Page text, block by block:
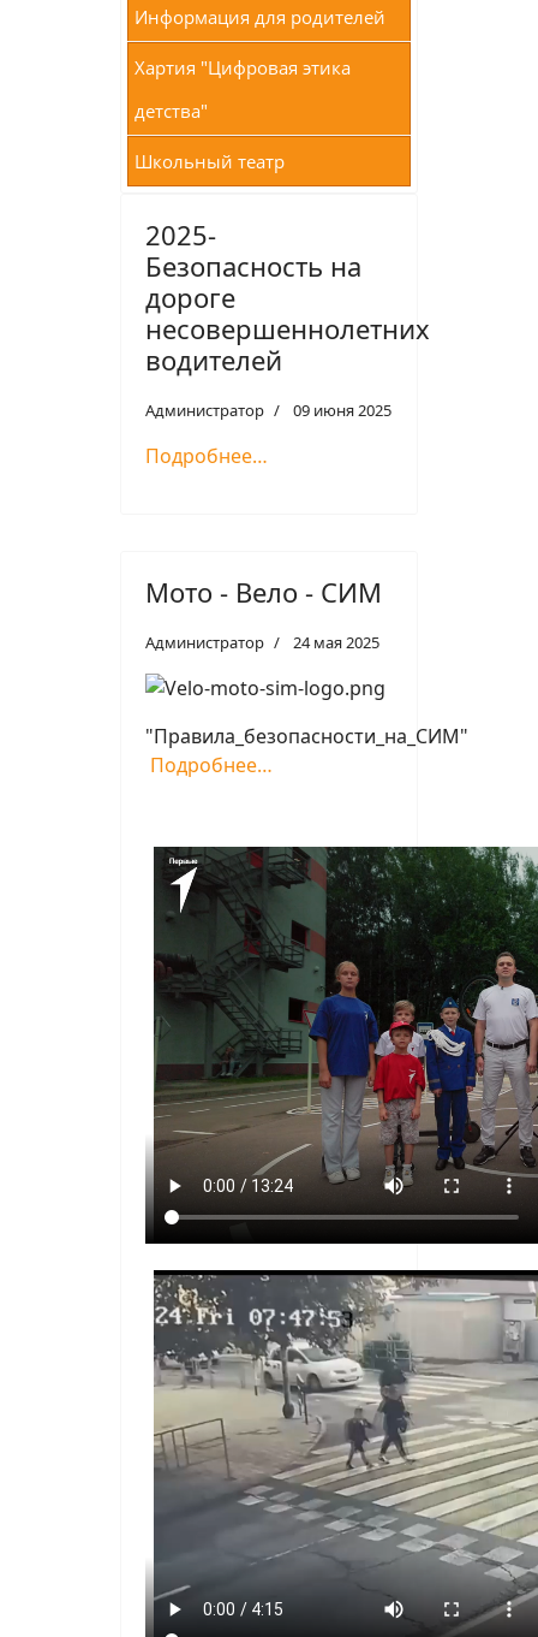
Информация для родителей
Хартия "Цифровая этика
детства"
Школьный театр
2025-
Безопасность на
дороге
несовершеннолетних
водителей
Администратор 09 июня 2025
Подробнее…
Мото - Вело - СИМ
Администратор 24 мая 2025
"Правила_безопасности_на_СИМ"
Подробнее…